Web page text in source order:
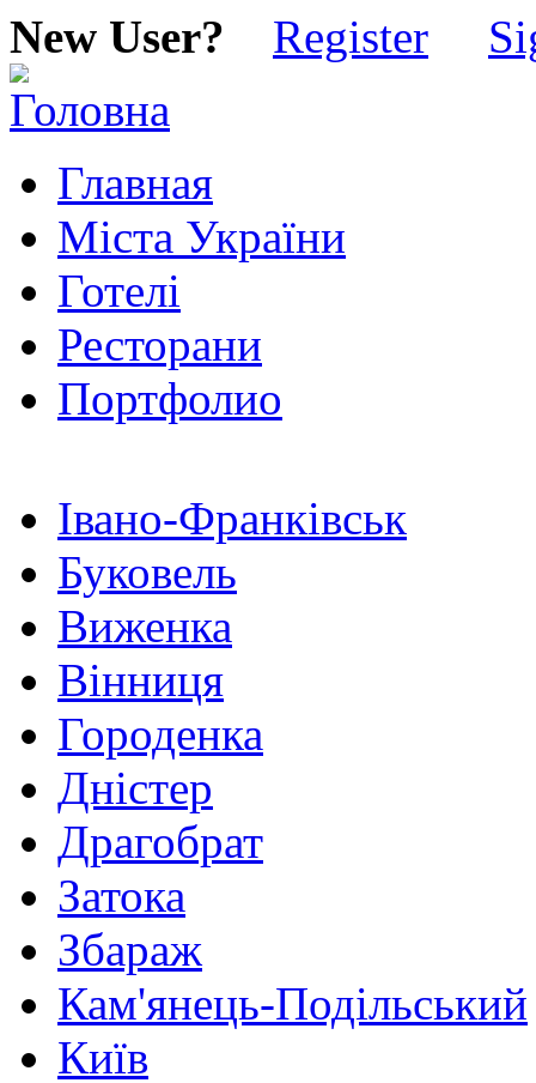
New User? Register
Главная
Міста України
Готелі
Ресторани
Портфолио
Івано-Франківськ
Буковель
Виженка
Вінниця
Городенка
Дністер
Драгобрат
Затока
Збараж
Кам'янець-Подільський
Київ